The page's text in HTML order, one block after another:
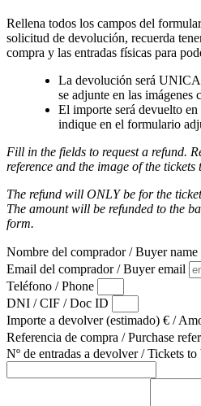
Rellena todos los campos del
solicitud de devolución, recuerda
compra y las entradas físicas para
La devolución será
se adjunte en las imágenes
El importe será devuelto
indique en el formulario
Fill in the fields to request a refund.
reference and the image of the tickets
The refund will ONLY be for the
The amount will be refunded to the
form.
Nombre del comprador / Buyer name
Email del comprador / Buyer email
Teléfono / Phone
DNI / CIF / Doc ID
Importe a devolver (estimado) € /
Referencia de compra / Purchase
Nº de entradas a devolver / Tickets to